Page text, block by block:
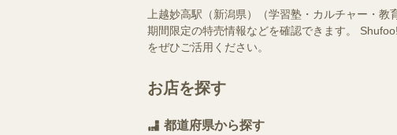
上越妙高駅（新潟県）（学習塾・カルチャー・
期間限定の特売情報などを確認できます。
をぜひご活用ください。
お店を探す
都道府県から探す